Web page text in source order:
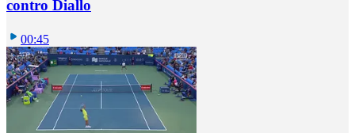
contro Diallo
00:45